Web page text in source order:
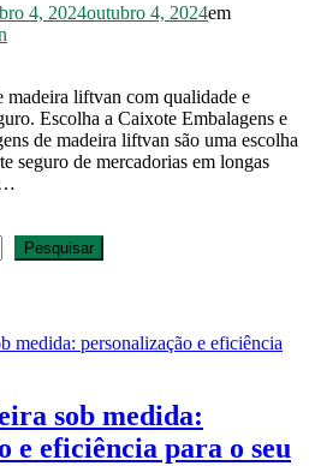
4, 2024outubro 4, 2024em
madeira liftvan com qualidade e
Escolha a Caixote Embalagens e
de madeira liftvan são uma escolha
seguro de mercadorias em longas
Pesquisar
sob medida:
e eficiência para o seu